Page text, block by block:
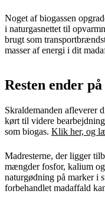
Noget af biogassen
i naturgasnettet til
brugt som
masser af energi i dit
Resten ender
Skraldemanden afleverer
kørt til videre
som biogas. Klik her, og
Madresterne, der ligger
mængder fosfor, kalium
naturgødning på marker i
forbehandlet madaffald